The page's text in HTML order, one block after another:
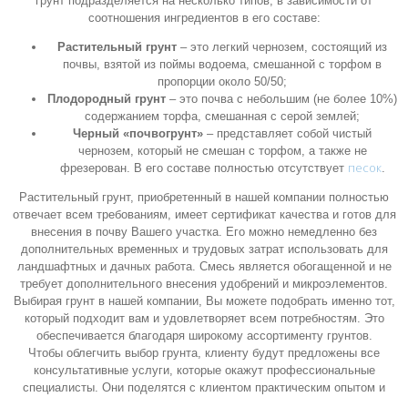
соотношения ингредиентов в его составе:
Растительный грунт – это легкий чернозем, состоящий из
почвы, взятой из поймы водоема, смешанной с торфом в
пропорции около 50/50;
Плодородный грунт – это почва с небольшим (не более 10%)
содержанием торфа, смешанная с серой землей;
Черный «почвогрунт» – представляет собой чистый
чернозем, который не смешан с торфом, а также не
фрезерован. В его составе полностью отсутствует песок.
Растительный грунт, приобретенный в нашей компании полностью
отвечает всем требованиям, имеет сертификат качества и готов для
внесения в почву Вашего участка. Его можно немедленно без
дополнительных временных и трудовых затрат использовать для
ландшафтных и дачных работа. Смесь является обогащенной и не
требует дополнительного внесения удобрений и микроэлементов.
Выбирая грунт в нашей компании, Вы можете подобрать именно тот,
который подходит вам и удовлетворяет всем потребностям. Это
обеспечивается благодаря широкому ассортименту грунтов.
Чтобы облегчить выбор грунта, клиенту будут предложены все
консультативные услуги, которые окажут профессиональные
специалисты. Они поделятся с клиентом практическим опытом и